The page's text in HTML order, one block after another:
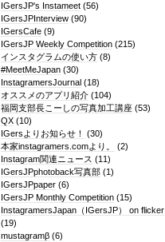
IGersJP's Instameet(56)
IGersJPInterview(90)
IGersCafe(9)
IGersJP Weekly Competition(215)
インスタグラムの使い方(8)
#MeetMeJapan(30)
InstagramersJournal(18)
オススメのアプリ紹介(104)
福岡支部長こーしの写真加工講座(53)
QX(10)
IGersよりお知らせ！
(30)
本家instagramers.comより。
(2)
Instagram関連ニュース (11)
IGersJPphotoback写真部(1)
IGersJPpaper(6)
IGersJP Monthly Competition(15)
InstagramersJapan（IGersJP） on flicker
(19)
mustagramβ(6)